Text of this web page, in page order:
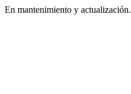
En mantenimiento y actualización.